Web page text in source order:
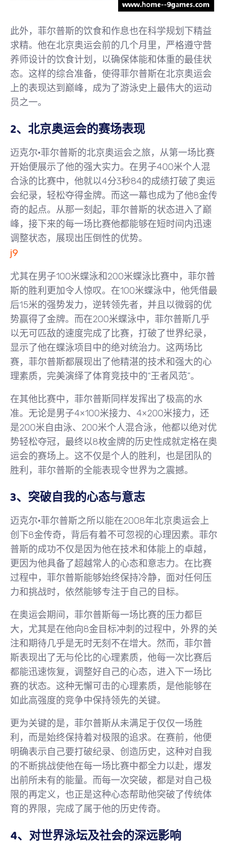
此外，菲尔普斯的饮食和作息也在科学规划下精益
求精。他在北京奥运会前的几个月里，严格遵守营
养师设计的饮食计划，以确保体能和体重的最佳状
态。这样的综合准备，使得菲尔普斯在北京奥运会
上的表现达到巅峰，成为了游泳史上最伟大的运动
员之一。
2、北京奥运会的赛场表现
迈克尔·菲尔普斯的北京奥运会之旅，从第一场比赛
开始便展示了他的强大实力。在男子400米个人混
合泳的比赛中，他就以4分3秒84的成绩打破了奥运
会纪录，轻松夺得金牌。而这一幕也成为了他8金传
奇的起点。从那一刻起，菲尔普斯的状态进入了巅
峰，接下来的每一场比赛他都能够在短时间内迅速
调整状态，展现出压倒性的优势。
j9
尤其在男子100米蝶泳和200米蝶泳比赛中，菲尔普
斯的胜利更加令人惊叹。在100米蝶泳中，他凭借最
后15米的强势发力，逆转领先者，并且以微弱的优
势赢得了金牌。而在200米蝶泳中，菲尔普斯几乎
以无可匹敌的速度完成了比赛，打破了世界纪录，
显示了他在蝶泳项目中的绝对统治力。这两场比
赛，菲尔普斯都展现出了他精湛的技术和强大的心
理素质，完美演绎了体育竞技中的“王者风范”。
在其他比赛中，菲尔普斯同样发挥出了极高的水
准。无论是男子4×100米接力、4×200米接力，还
是200米自由泳、200米个人混合泳，他都以绝对优
势轻松夺冠，最终以8枚金牌的历史性成就定格在奥
运会的赛场上。这不仅是个人的胜利，也是团队的
胜利，菲尔普斯的全能表现令世界为之震撼。
3、突破自我的心态与意志
迈克尔·菲尔普斯之所以能在2008年北京奥运会上
创下8金传奇，背后有着不可忽视的心理因素。菲尔
普斯的成功不仅是因为他在技术和体能上的卓越，
更因为他具备了超越常人的心态和意志力。在比赛
过程中，菲尔普斯能够始终保持冷静，面对任何压
力和挑战时，依然能够专注于自己的目标。
在奥运会期间，菲尔普斯每一场比赛的压力都巨
大，尤其是在他向8金目标冲刺的过程中，外界的关
注和期待几乎是无时无刻不在增大。然而，菲尔普
斯表现出了无与伦比的心理素质，他每一次比赛后
都能迅速恢复，调整好自己的心态，进入下一场比
赛的状态。这种无懈可击的心理素质，是他能够在
如此高强度的竞争中保持领先的关键。
更为关键的是，菲尔普斯从未满足于仅仅一场胜
利，而是始终保持着对极限的追求。在赛前，他便
明确表示自己要打破纪录、创造历史，这种对自我
的不断挑战使他在每一场比赛中都全力以赴，爆发
出前所未有的能量。而每一次突破，都是对自己极
限的再定义，也正是这种心态帮助他突破了传统体
育的界限，完成了属于他的历史传奇。
4、对世界泳坛及社会的深远影响